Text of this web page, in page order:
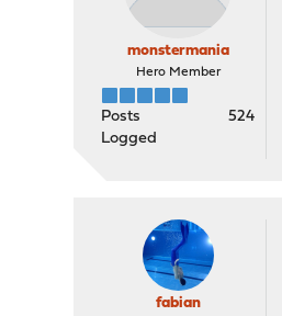
monstermania
Hero Member
Posts
524
Logged
fabian